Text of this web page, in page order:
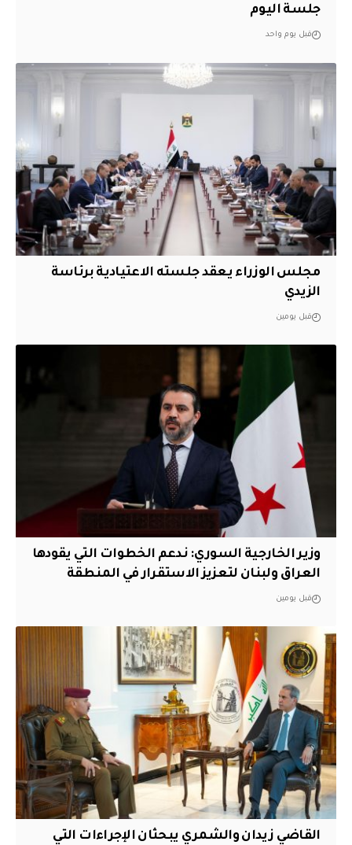
جلسة اليوم
قبل يوم واحد
مجلس الوزراء يعقد جلسته الاعتيادية برئاسة
الزيدي
قبل يومين
وزير الخارجية السوري: ندعم الخطوات التي يقودها
العراق ولبنان لتعزيز الاستقرار في المنطقة
قبل يومين
القاضي زيدان والشمري يبحثان الإجراءات التي